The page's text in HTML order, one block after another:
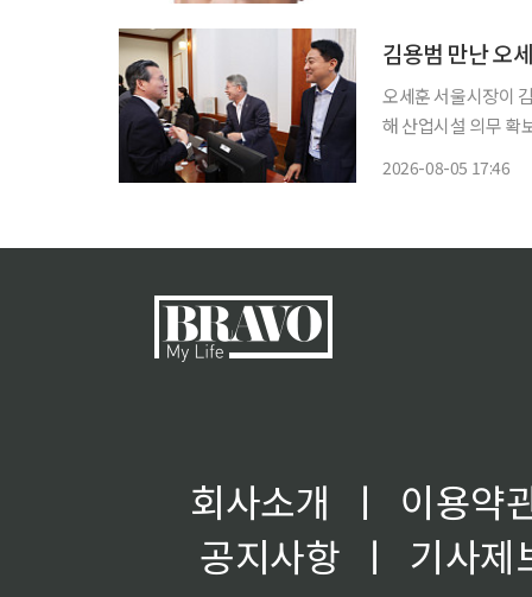
김용범 만난 오
오세훈 서울시장이
해 산업시설 의무 확
2026-08-05 17:46
회사소개 ㅣ
이용약
공지사항
ㅣ
기사제